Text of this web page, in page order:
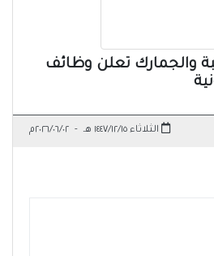
والجمارك تعلن وظائف
الثلاثاء ١٤٤٧/١٢/١٥ هـ - ٢٠٢٦/٠٦/٠٢م